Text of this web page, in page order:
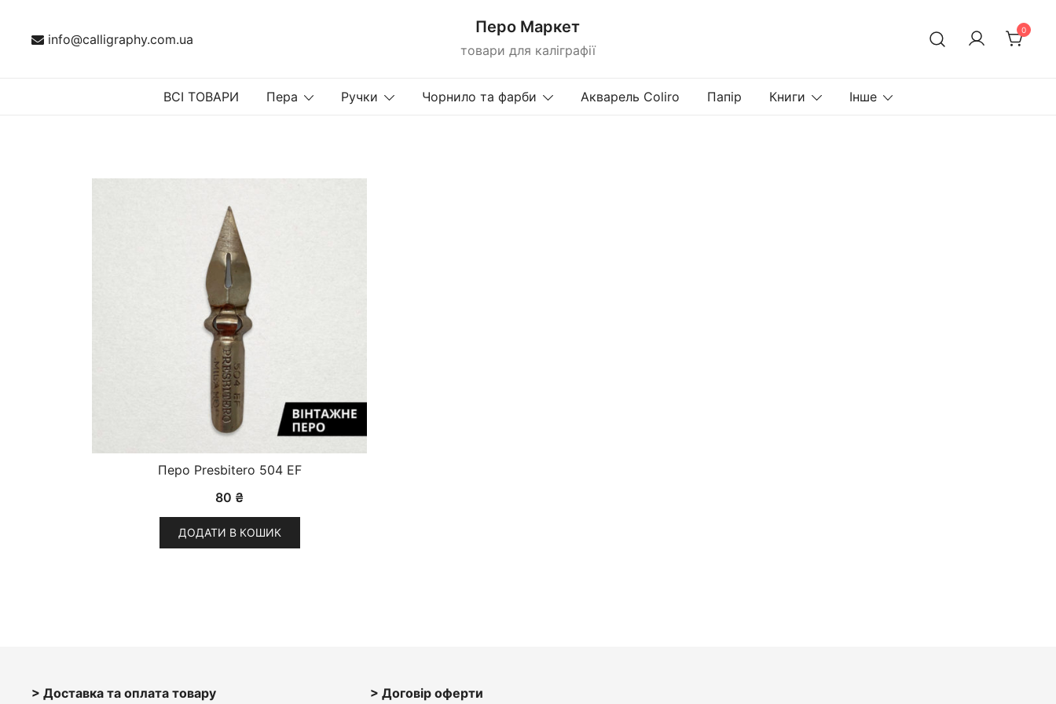
info@calligraphy.com.ua
Перо Маркет
товари для каліграфії
0
ВСІ ТОВАРИ Пера Ручки Чорнило та фарби Акварель Coliro Папір Книги Інше
Перо Presbitero 504 EF
80 ₴
ДОДАТИ В КОШИК
> Доставка та оплата товару > Договір оферти